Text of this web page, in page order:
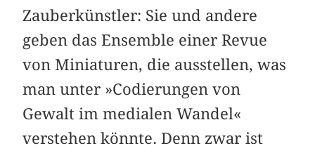
Zauberkünstler: Sie und andere
geben das Ensemble einer Revue
von Miniaturen, die ausstellen, was
man unter »Codierungen von
Gewalt im medialen Wandel«
verstehen könnte. Denn zwar ist